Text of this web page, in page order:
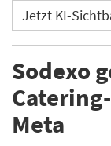
Jetzt KI-
Sodexo
Meta